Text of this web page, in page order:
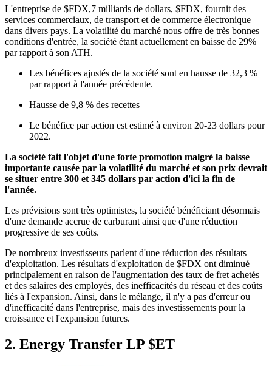
L'entreprise de $FDX,7 milliards de dollars, $FDX, fournit des
services commerciaux, de transport et de commerce électronique
dans divers pays. La volatilité du marché nous offre de très bonnes
conditions d'entrée, la société étant actuellement en baisse de 29%
par rapport à son ATH.
Les bénéfices ajustés de la société sont en hausse de 32,3 %
par rapport à l'année précédente.
Hausse de 9,8 % des recettes
Le bénéfice par action est estimé à environ 20-23 dollars pour
2022.
La société fait l'objet d'une forte promotion malgré la baisse
importante causée par la volatilité du marché et son prix devrait
se situer entre 300 et 345 dollars par action d'ici la fin de
l'année.
Les prévisions sont très optimistes, la société bénéficiant désormais
d'une demande accrue de carburant ainsi que d'une réduction
progressive de ses coûts.
De nombreux investisseurs parlent d'une réduction des résultats
d'exploitation. Les résultats d'exploitation de $FDX ont diminué
principalement en raison de l'augmentation des taux de fret achetés
et des salaires des employés, des inefficacités du réseau et des coûts
liés à l'expansion. Ainsi, dans le mélange, il n'y a pas d'erreur ou
d'inefficacité dans l'entreprise, mais des investissements pour la
croissance et l'expansion futures.
2. Energy Transfer LP $ET